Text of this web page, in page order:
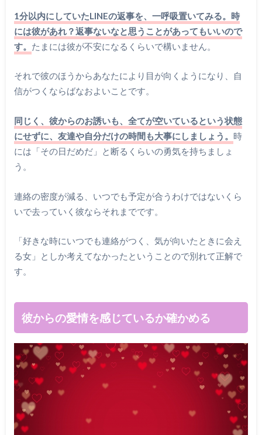
1分以内にしていたLINEの返事を、一呼吸置いてみる。時
には彼があれ？返事ないなと思うことがあってもいいので
す。 たまには彼が不安になるくらいで構いません。
それで彼のほうからあなたにより目が向くようになり、自
信がつくならばなおよいことです。
同じく、彼からのお誘いも、全てが空いているという状態
にせずに、友達や自分だけの時間も大事にしましょう。 時
には「その日だめだ」と断るくらいの勇気を持ちましょ
う。
連絡の密度が減る、いつでも予定が合うわけではないくら
いで去っていく彼ならそれまでです。
「好きな時にいつでも連絡がつく、気が向いたときに会え
る女」としか考えてなかったということので別れて正解で
す。
彼からの愛情を感じているか確かめる